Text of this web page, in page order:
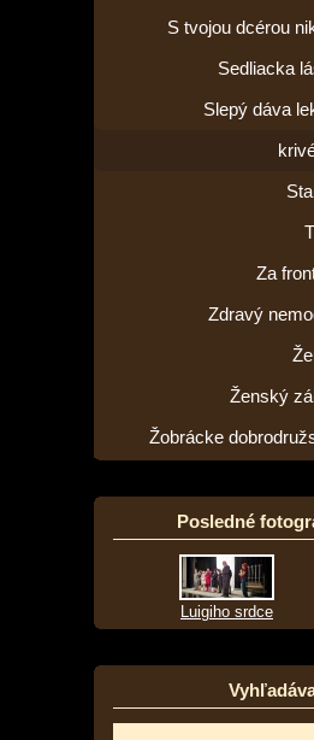
S tvojou dcérou
Sedliacka
Slepý dáva
Za
Zdravý
Ženský
Žobrácke
Posledné
Luigiho srdce